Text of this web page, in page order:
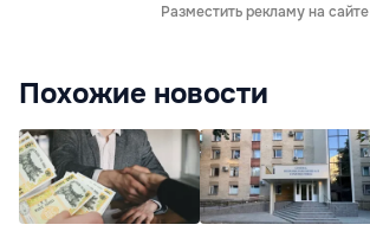
Разместить рекламу на сайте
Похожие новости